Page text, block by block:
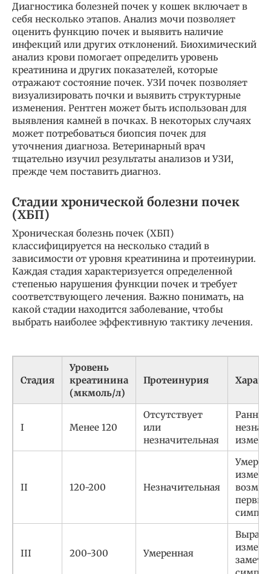
Диагностика болезней почек у кошек включает в
себя несколько этапов. Анализ мочи позволяет
оценить функцию почек и выявить наличие
инфекций или других отклонений. Биохимический
анализ крови помогает определить уровень
креатинина и других показателей, которые
отражают состояние почек. УЗИ почек позволяет
визуализировать почки и выявить структурные
изменения. Рентген может быть использован для
выявления камней в почках. В некоторых случаях
может потребоваться биопсия почек для
уточнения диагноза. Ветеринарный врач
тщательно изучил результаты анализов и УЗИ,
прежде чем поставить диагноз.
Стадии хронической болезни почек
(ХБП)
Хроническая болезнь почек (ХБП)
классифицируется на несколько стадий в
зависимости от уровня креатинина и протеинурии.
Каждая стадия характеризуется определенной
степенью нарушения функции почек и требует
соответствующего лечения. Важно понимать, на
какой стадии находится заболевание, чтобы
выбрать наиболее эффективную тактику лечения.
Стадия
Уровень
креатинина
(мкмоль/л)
Протеинурия
I Менее 120
Отсутствует
или
незначительная
Ранняя
II 120-200 Незначительная
первые
III 200-300 Умеренная